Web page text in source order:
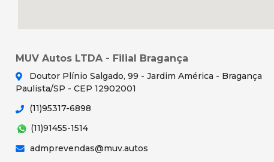
MUV Autos LTDA - Filial Bragança
Doutor Plínio Salgado, 99 - Jardim América - Bragança
Paulista/SP - CEP 12902001
(11)95317-6898
(11)91455-1514
admprevendas@muv.autos